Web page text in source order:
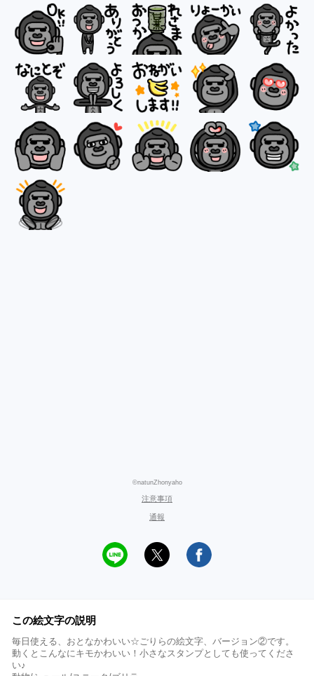
©natunZhonyaho
注意事項
通報
この絵文字の説明
毎日使える、おとなかわいい☆ごりらの絵文字、バージョン②です。
動くとこんなにキモかわいい！小さなスタンプとしても使ってくださ
い♪